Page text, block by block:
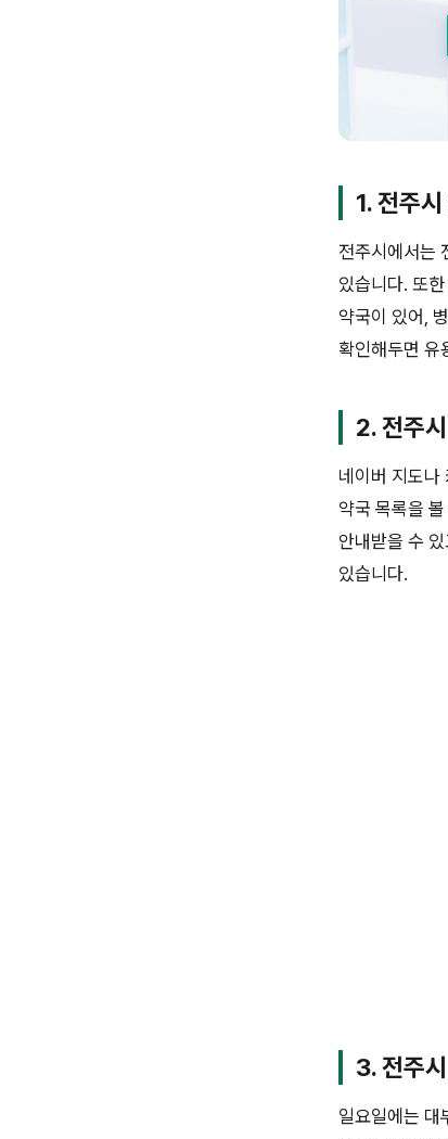
1. 전주
전주시에서는
있습니다. 또
약국이 있어,
확인해두면 유
2. 전주
네이버 지도나
약국 목록을
안내받을 수
있습니다.
3. 전주
일요일에는 대